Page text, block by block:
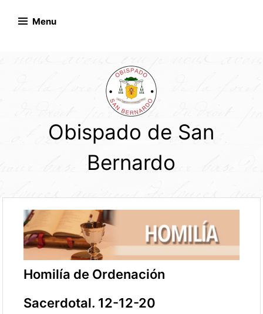
Menu
Obispado de San
Bernardo
Homilía de Ordenación
Sacerdotal. 12-12-20